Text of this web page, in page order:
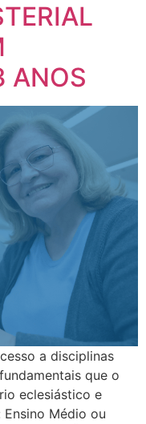
ANOS
a disciplinas
que o
eclesiástico e
Médio ou